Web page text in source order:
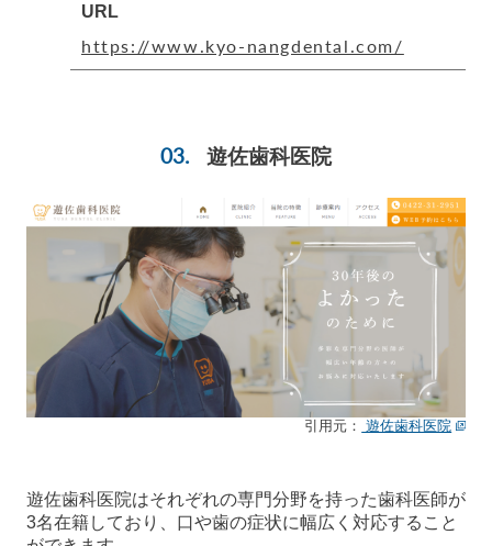
URL
https://www.kyo-nangdental.com/
遊佐歯科医院
引用元： 遊佐歯科医院
遊佐歯科医院はそれぞれの専門分野を持った歯科医師が
3名在籍しており、口や歯の症状に幅広く対応すること